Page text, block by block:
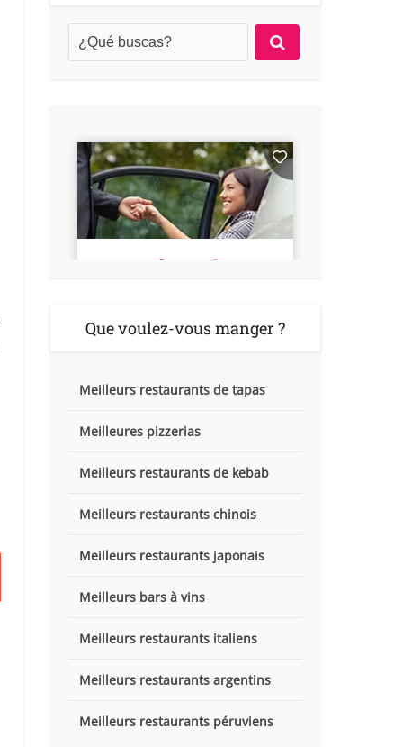
Que voulez-vous manger ?
Meilleurs restaurants de tapas
Meilleures pizzerias
Meilleurs restaurants de kebab
Meilleurs restaurants chinois
Meilleurs restaurants japonais
Meilleurs bars à vins
Meilleurs restaurants italiens
Meilleurs restaurants argentins
Meilleurs restaurants péruviens